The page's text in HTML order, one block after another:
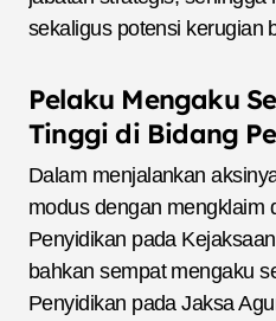
sekaligus potensi kerugian
Pelaku Mengaku
Tinggi di Bidang
Dalam menjalankan
modus dengan mengklaim
Penyidikan pada
bahkan sempat mengaku
Penyidikan pada Jaksa